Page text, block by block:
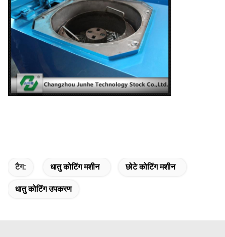
टैग: धातु कोटिंग मशीन छोटे कोटिंग मशीन
धातु कोटिंग उपकरण